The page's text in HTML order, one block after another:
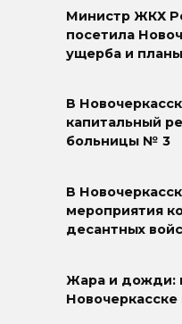
Министр ЖКХ
посетила
ущерба и
В
капитальный
больницы № 3
В
мероприятия
десантных
Жара и дожди: